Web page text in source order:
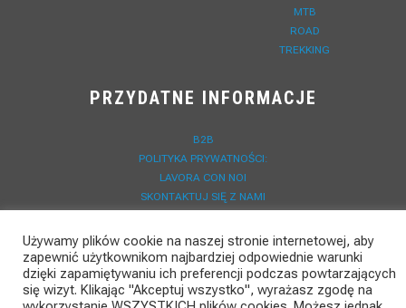
MTB
ROAD
TREKKING
PRZYDATNE INFORMACJE
B2B
POLITYKA PRYWATNOŚCI:
LAVORA CON NOI
SKONTAKTUJ SIĘ Z NAMI
AKTUALNOŚCI
REJESTRACJA GWARANCJI
Używamy plików cookie na naszej stronie internetowej, aby
zapewnić użytkownikom najbardziej odpowiednie warunki
dzięki zapamiętywaniu ich preferencji podczas powtarzających
się wizyt. Klikając "Akceptuj wszystko", wyrażasz zgodę na